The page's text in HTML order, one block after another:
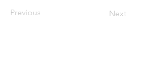
Previous Next